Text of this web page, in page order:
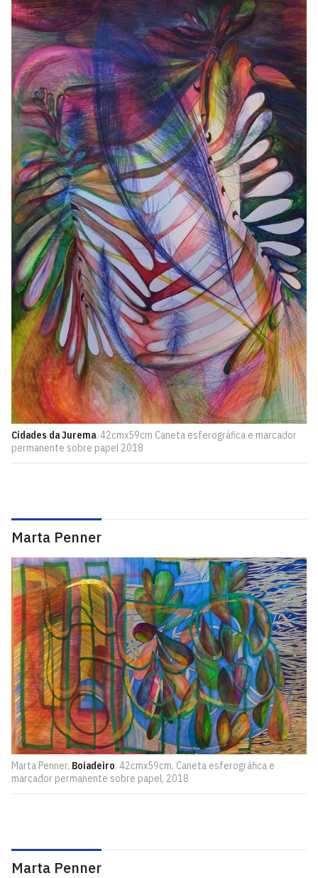
Cidades da Jurema. 42cmx59cm Caneta esferográfica e marcador
permanente sobre papel 2018
Marta Penner
Marta Penner. Boiadeiro. 42cmx59cm. Caneta esferográfica e
marcador permanente sobre papel, 2018
Marta Penner